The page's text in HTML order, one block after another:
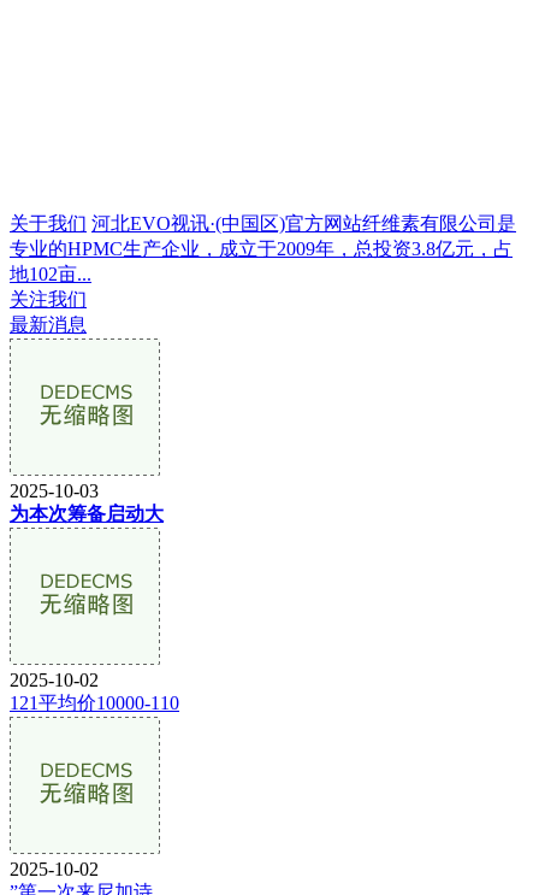
关于我们 河北EVO视讯·(中国区)官方网站纤维素有限公司是
专业的HPMC生产企业，成立于2009年，总投资3.8亿元，占
地102亩...
关注我们
最新消息
2025-10-03
为本次筹备启动大
2025-10-02
121平均价10000-110
2025-10-02